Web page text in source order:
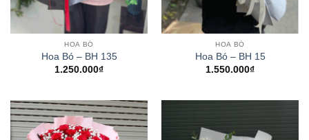
HOA BÓ
Hoa Bó – BH 135
1.250.000₫
HOA BÓ
Hoa Bó – BH 15
1.550.000₫